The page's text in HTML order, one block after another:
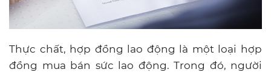
Thực chất, hợp đồng lao động là một loại hợp
đồng mua bán sức lao động. Trong đó, người